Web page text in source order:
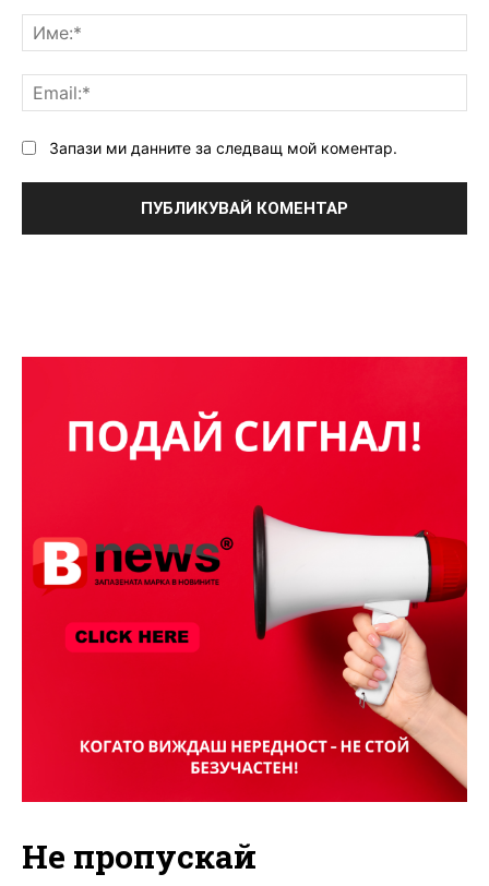
Запази ми данните за следващ мой коментар.
Не пропускай